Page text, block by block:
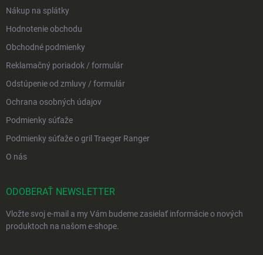
Nákup na splátky
Hodnotenie obchodu
Obchodné podmienky
Reklamačný poriadok / formulár
Odstúpenie od zmluvy / formulár
Ochrana osobných údajov
Podmienky súťaže
Podmienky súťaže o gril Traeger Ranger
O nás
ODOBERAŤ NEWSLETTER
Vložte svoj e-mail a my Vám budeme zasielať informácie o nových
produktoch na našom e-shope.